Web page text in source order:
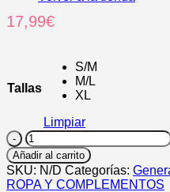
17,99€
Tallas
S/M
M/L
XL
Limpiar
Camiseta
CORAZÓN
cantidad
Añadir al carrito
SKU: N/D Categorías:
ROPA Y COMPLEMENTOS